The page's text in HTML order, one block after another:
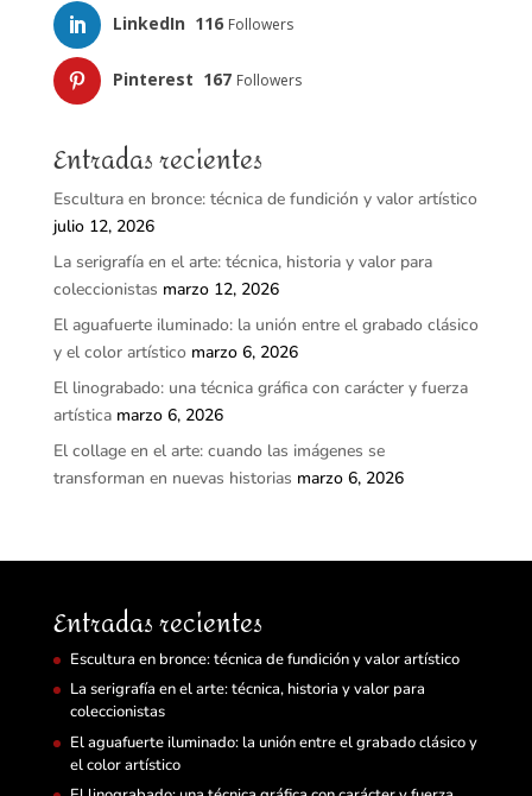
LinkedIn 116 Followers
Pinterest 167 Followers
Entradas recientes
Escultura en bronce: técnica de fundición y valor artístico
julio 12, 2026
La serigrafía en el arte: técnica, historia y valor para
coleccionistas marzo 12, 2026
El aguafuerte iluminado: la unión entre el grabado clásico
y el color artístico marzo 6, 2026
El linograbado: una técnica gráfica con carácter y fuerza
artística marzo 6, 2026
El collage en el arte: cuando las imágenes se
transforman en nuevas historias marzo 6, 2026
Entradas recientes
Escultura en bronce: técnica de fundición y valor artístico
La serigrafía en el arte: técnica, historia y valor para
coleccionistas
El aguafuerte iluminado: la unión entre el grabado clásico y
el color artístico